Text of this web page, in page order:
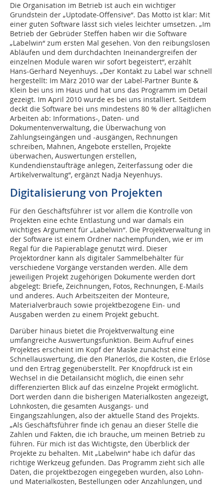
Die Organisation im Betrieb ist auch ein wichtiger
Grundstein der „Uptodate-Offensive“. Das Motto ist klar: Mit
einer guten Software lässt sich vieles leichter umsetzen. „Im
Betrieb der Gebrüder Steffen haben wir die Software
„Labelwin“ zum ersten Mal gesehen. Von den reibungslosen
Abläufen und dem durchdachten Ineinandergreifen der
einzelnen Module waren wir sofort begeistert“, erzählt
Hans-Gerhard Neyenhuys. „Der Kontakt zu Label war schnell
hergestellt: Im März 2010 war der Label-Partner Bunte &
Klein bei uns im Haus und hat uns das Programm im Detail
gezeigt. Im April 2010 wurde es bei uns installiert. Seitdem
deckt die Software bei uns mindestens 80 % der alltäglichen
Arbeiten ab: Informations-, Daten- und
Dokumentenverwaltung, die Überwachung von
Zahlungseingängen und -ausgängen, Rechnungen
schreiben, Mahnen, Angebote erstellen, Projekte
überwachen, Auswertungen erstellen,
Kundendienstaufträge anlegen, Zeiterfassung oder die
Artikelverwaltung“, ergänzt Nadja Neyenhuys.
Digitalisierung von Projekten
Für den Geschäftsführer ist vor allem die Kontrolle von
Projekten eine echte Entlastung und war damals ein
wichtiges Argument für „Labelwin“. Die Projektverwaltung in
der Software ist einem Ordner nachempfunden, wie er im
Regal für die Papierablage genutzt wird. Dieser
Projektordner kann als digitaler Sammelbehälter für
verschiedene Vorgänge verstanden werden. Alle dem
jeweiligen Projekt zugehörigen Dokumente werden dort
abgelegt: Briefe, Zeichnungen, Fotos, Rechnungen, E-Mails
und anderes. Auch Arbeitszeiten der Monteure,
Materialverbrauch sowie projektbezogene Ein- und
Ausgaben werden zu einem Projekt gebucht.
Darüber hinaus bietet die Projektverwaltung eine
umfangreiche Auswertungsfunktion. Beim Aufruf eines
Projektes erscheint im Kopf der Maske zunächst eine
Schnellauswertung, die den Planerlös, die Kosten, die Erlöse
und den Ertrag gegenüberstellt. Per Knopfdruck ist ein
Wechsel in die Detailansicht möglich, die einen sehr
differenzierten Blick auf das einzelne Projekt ermöglicht.
Dort werden dann die bisherigen Materialkosten angezeigt,
Lohnkosten, die gesamten Ausgangs- und
Eingangszahlungen, also der aktuelle Stand des Projekts.
„Als Geschäftsführer finde ich genau an dieser Stelle die
Zahlen und Fakten, die ich brauche, um meinen Betrieb zu
führen. Für mich ist das Wichtigste, den Überblick der
Projekte zu behalten. Mit „Labelwin“ habe ich dafür das
richtige Werkzeug gefunden. Das Programm zieht sich alle
Daten, die projektbezogen eingegeben wurden, also Lohn-
und Materialkosten, Bestellungen oder Anzahlungen, und